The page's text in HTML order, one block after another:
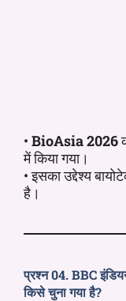
• BioAsia 2026
में किया गया।
• इसका उद्देश्य
है।
प्रश्न 04. BBC
किसे चुना गया है?